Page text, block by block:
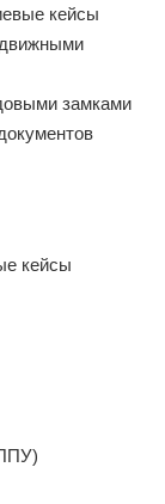
кейсы
замками
кейсы